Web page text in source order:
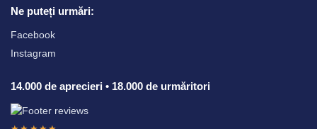
Ne puteți urmări:
Facebook
Instagram
14.000 de aprecieri • 18.000 de urmăritori